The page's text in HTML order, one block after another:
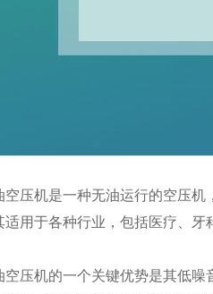
空压机是一种无油运行的空压
适用于各种行业，包括医疗、牙
空压机的一个关键优势是其低